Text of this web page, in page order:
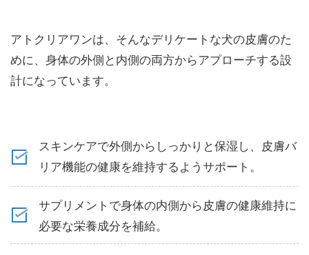
アトクリアワンは、そんなデリケートな犬の皮膚のた
めに、身体の外側と内側の両方からアプローチする設
計になっています。
スキンケアで外側からしっかりと保湿し、皮膚バ
リア機能の健康を維持するようサポート。
サプリメントで身体の内側から皮膚の健康維持に
必要な栄養成分を補給。